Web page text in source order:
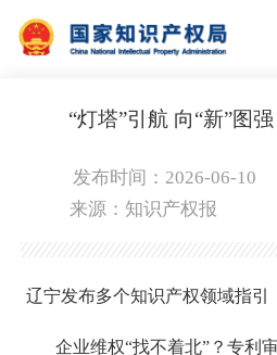
“灯塔”引航 向“新”图
发布时间：2026-06-10
来源： 知识产权报
辽宁发布多个知识产权领域指
企业维权“找不着北”？专利